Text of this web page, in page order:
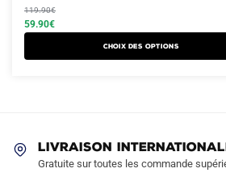
119.90€
prix
initial
était :
59.90€
prix
actuel
est :
Choix des options
produit
a
être
choisies
LIVRAISON
Gratuite sur toutes les commande